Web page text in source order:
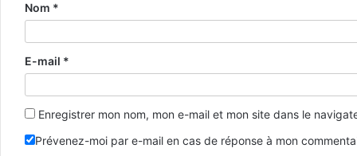
Nom *
E-mail *
Enregistrer mon nom, mon e-mail et mon site dans le
Prévenez-moi par e-mail en cas de réponse à mon